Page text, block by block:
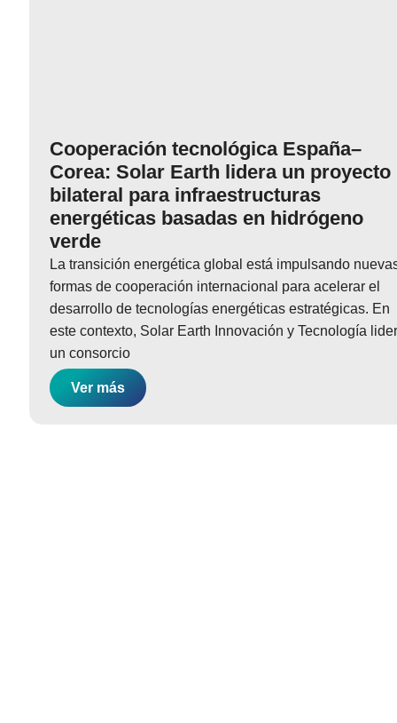
Cooperación tecnológica España–
Corea: Solar Earth lidera un proyecto
bilateral para infraestructuras
energéticas basadas en hidrógeno
verde
La transición energética global está impulsando
formas de cooperación internacional para acelerar el
desarrollo de tecnologías energéticas estratégicas. En
este contexto, Solar Earth Innovación y Tecnología
un consorcio
Ver más